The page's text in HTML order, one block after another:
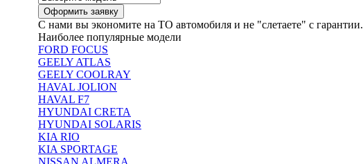
С нами вы экономите на ТО автомобиля и не "слетаете" с гарантии.
Наиболее популярные модели
FORD FOCUS
GEELY ATLAS
GEELY COOLRAY
HAVAL JOLION
HAVAL F7
HYUNDAI CRETA
HYUNDAI SOLARIS
KIA RIO
KIA SPORTAGE
NISSAN ALMERA